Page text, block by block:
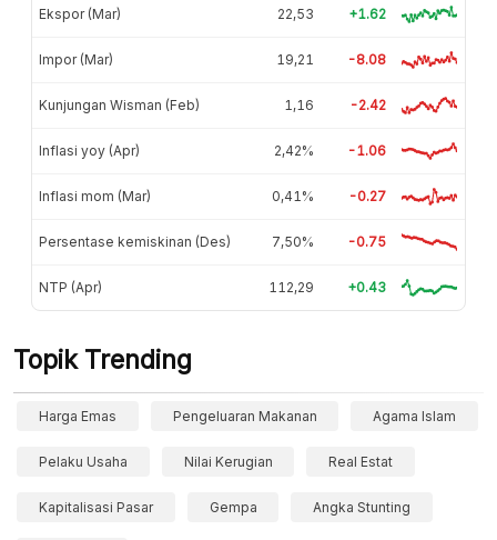
Ekspor (Mar) 22,53 +1.62
Impor (Mar) 19,21 -8.08
Kunjungan Wisman (Feb) 1,16 -2.42
Inflasi yoy (Apr) 2,42% -1.06
Inflasi mom (Mar) 0,41% -0.27
Persentase kemiskinan (Des) 7,50% -0.75
NTP (Apr) 112,29 +0.43
Topik Trending
Harga Emas Pengeluaran Makanan Agama Islam
Pelaku Usaha Nilai Kerugian Real Estat
Kapitalisasi Pasar Gempa Angka Stunting